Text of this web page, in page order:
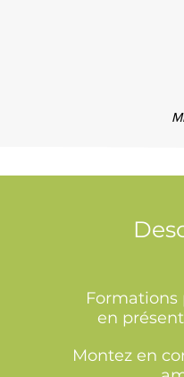
Formations
en
Montez en